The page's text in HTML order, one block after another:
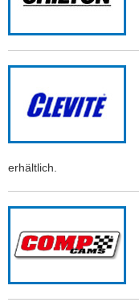
erhältlich.